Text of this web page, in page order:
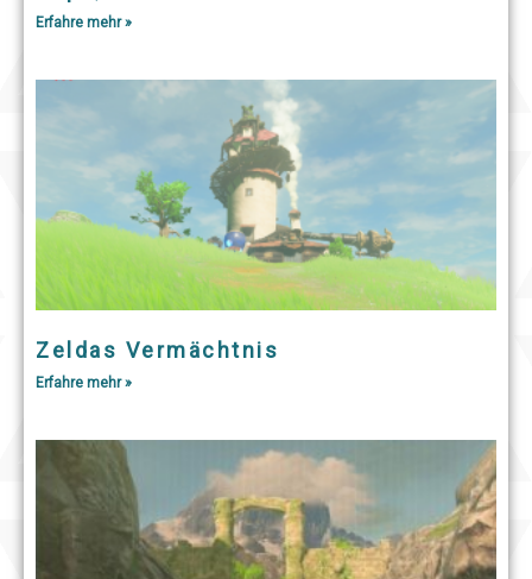
Erfahre mehr »
Zeldas Vermächtnis
Erfahre mehr »